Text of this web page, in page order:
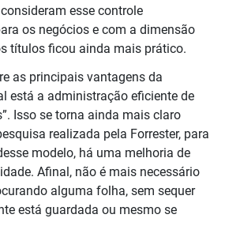
esse controle
os negócios e com a dimensão
títulos ficou ainda mais prático.
as principais vantagens da
está a administração eficiente de
Isso se torna ainda mais claro
realizada pela Forrester, para
modelo, há uma melhoria de
Afinal, não é mais necessário
alguma folha, sem sequer
está guardada ou mesmo se